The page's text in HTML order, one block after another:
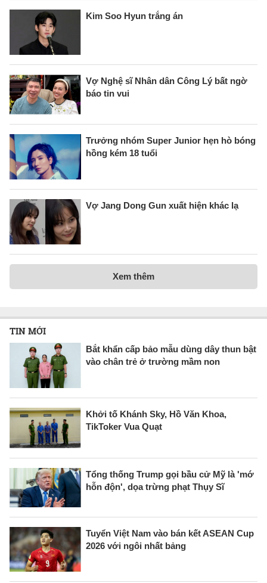
Kim Soo Hyun trắng án
Vợ Nghệ sĩ Nhân dân Công Lý bất ngờ
báo tin vui
Trưởng nhóm Super Junior hẹn hò bóng
hồng kém 18 tuổi
Vợ Jang Dong Gun xuất hiện khác lạ
Xem thêm
TIN MỚI
Bắt khẩn cấp bảo mẫu dùng dây thun bật
vào chân trẻ ở trường mầm non
Khởi tố Khánh Sky, Hồ Văn Khoa,
TikToker Vua Quạt
Tổng thống Trump gọi bầu cử Mỹ là 'mớ
hỗn độn', dọa trừng phạt Thụy Sĩ
Tuyển Việt Nam vào bán kết ASEAN Cup
2026 với ngôi nhất bảng